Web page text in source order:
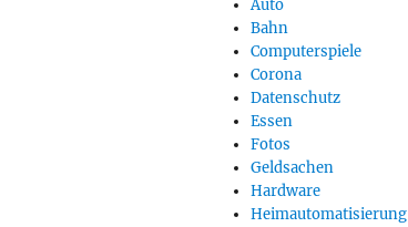
Auto
Bahn
Computerspiele
Corona
Datenschutz
Essen
Fotos
Geldsachen
Hardware
Heimautomatisierung